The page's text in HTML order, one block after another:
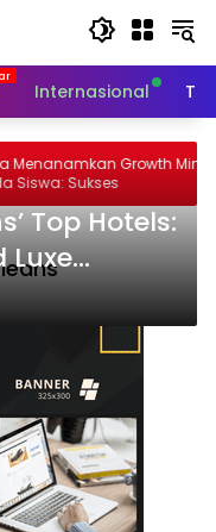
Internasional
Growth Mindset
Sukses
Top Hotels:
Luxe